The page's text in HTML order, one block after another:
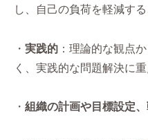
し、自己の負荷を軽減する
・ 実践的 ：理論的な観点
く、実践的な問題解決に
・ 組織の計画や目標設定